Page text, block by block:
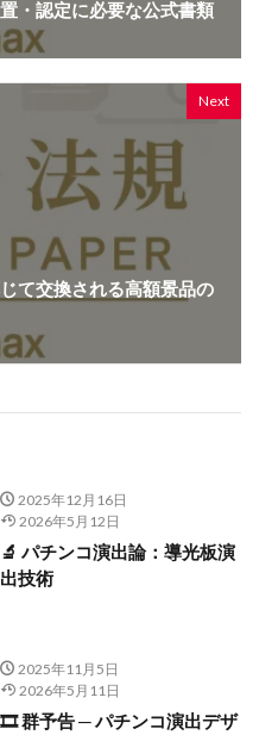
・認定に必要な公式書類
Next
て交換される高額景品の
2025年12月16日
2026年5月12日
🔬 パチンコ演出論：導光板演
出技術
2025年11月5日
2026年5月11日
🎞️ 群予告 ─ パチンコ演出デザ